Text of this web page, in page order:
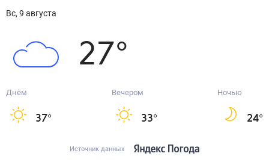
вс, 9 августа
27°
Днём
37°
Вечером
33°
Ночью
24°
Источник данных